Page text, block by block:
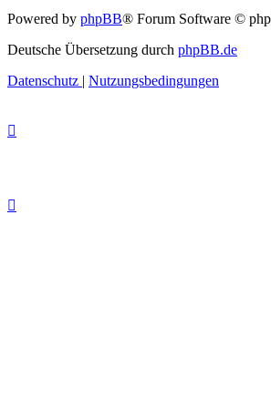
Powered by phpBB® Forum Software ©
Deutsche Übersetzung durch phpBB.de
Datenschutz
Nutzungsbedingungen